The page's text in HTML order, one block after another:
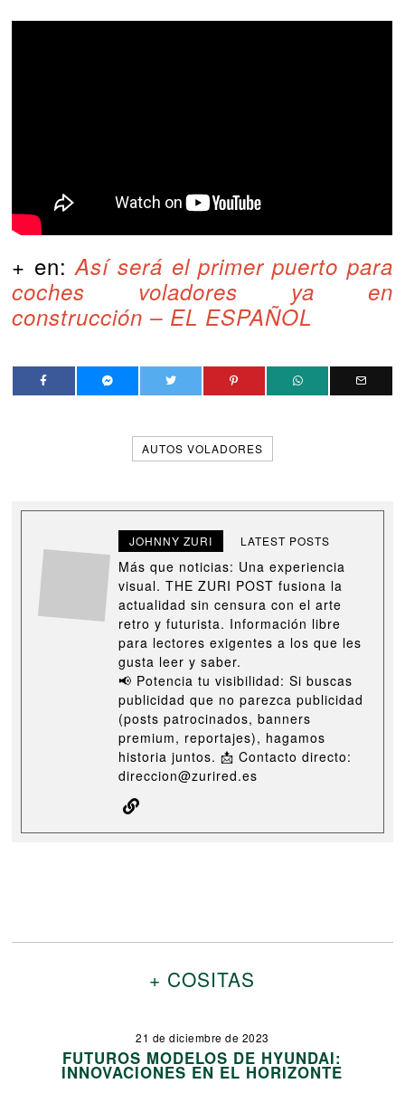
+ en:Así será el primer puerto para
coches voladores ya en
construcción – EL ESPAÑOL
AUTOS VOLADORES
JOHNNY ZURI LATEST POSTS
Más que noticias: Una experiencia
visual. THE ZURI POST fusiona la
actualidad sin censura con el arte
retro y futurista. Información libre
para lectores exigentes a los que les
gusta leer y saber.
📢 Potencia tu visibilidad: Si buscas
publicidad que no parezca publicidad
(posts patrocinados, banners
premium, reportajes), hagamos
historia juntos. 📩 Contacto directo:
direccion@zurired.es
+ COSITAS
21 de diciembre de 2023
FUTUROS MODELOS DE HYUNDAI:
INNOVACIONES EN EL HORIZONTE